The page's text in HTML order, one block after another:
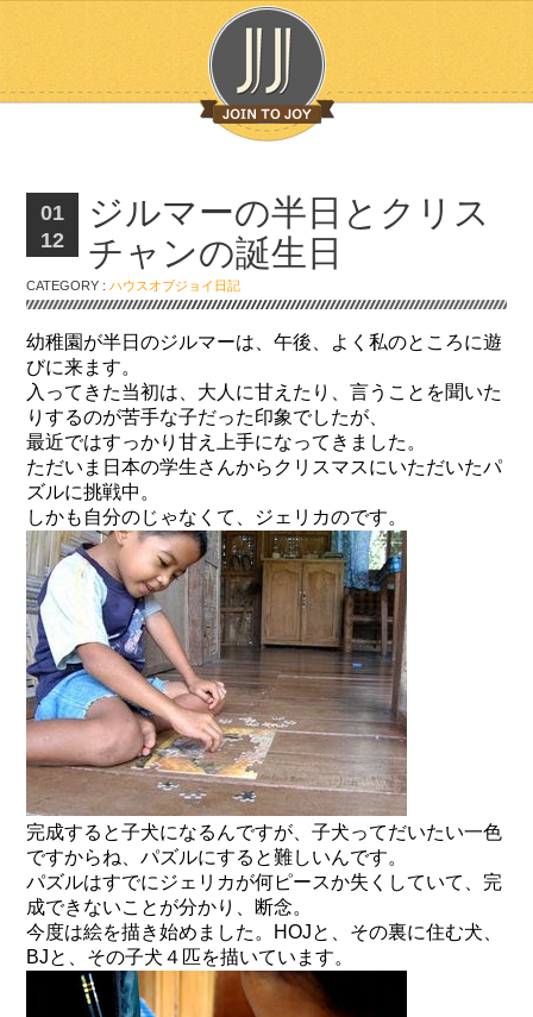
01
12
ジルマーの半日とクリス
チャンの誕生日
CATEGORY :ハウスオブジョイ日記
幼稚園が半日のジルマーは、午後、よく私のところに遊
びに来ます。
入ってきた当初は、大人に甘えたり、言うことを聞いた
りするのが苦手な子だった印象でしたが、
最近ではすっかり甘え上手になってきました。
ただいま日本の学生さんからクリスマスにいただいたパ
ズルに挑戦中。
しかも自分のじゃなくて、ジェリカのです。
完成すると子犬になるんですが、子犬ってだいたい一色
ですからね、パズルにすると難しいんです。
パズルはすでにジェリカが何ピースか失くしていて、完
成できないことが分かり、断念。
今度は絵を描き始めました。HOJと、その裏に住む犬、
BJと、その子犬４匹を描いています。